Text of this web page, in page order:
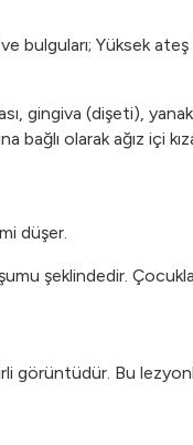
bulguları; Yüksek
gingiva (dişeti),
olarak ağız içi
düşer.
şeklindedir.
görüntüdür. Bu